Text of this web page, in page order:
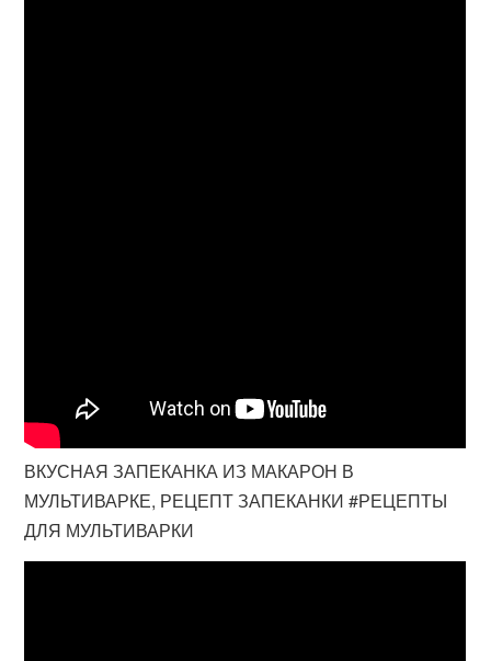
ВКУСНАЯ ЗАПЕКАНКА ИЗ МАКАРОН В
МУЛЬТИВАРКЕ, РЕЦЕПТ ЗАПЕКАНКИ #РЕЦЕПТЫ
ДЛЯ МУЛЬТИВАРКИ